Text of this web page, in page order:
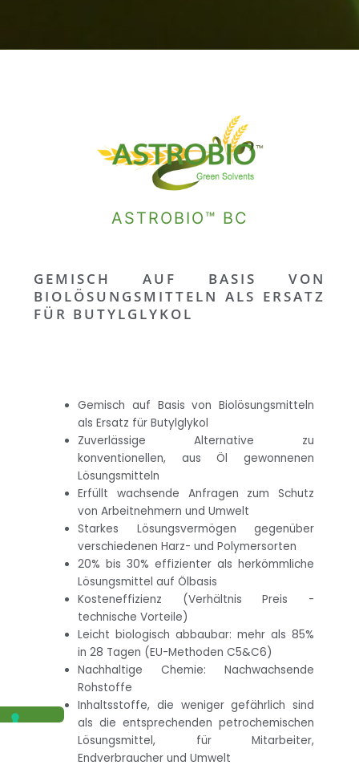
ASTROBIO™ BC
GEMISCH AUF BASIS VON
BIOLÖSUNGSMITTELN ALS ERSATZ
FÜR BUTYLGLYKOL
Gemisch auf Basis von Biolösungsmitteln
als Ersatz für Butylglykol
Zuverlässige Alternative zu
konventionellen, aus Öl gewonnenen
Lösungsmitteln
Erfüllt wachsende Anfragen zum Schutz
von Arbeitnehmern und Umwelt
Starkes Lösungsvermögen gegenüber
verschiedenen Harz- und Polymersorten
20% bis 30% effizienter als herkömmliche
Lösungsmittel auf Ölbasis
Kosteneffizienz (Verhältnis Preis -
technische Vorteile)
Leicht biologisch abbaubar: mehr als 85%
in 28 Tagen (EU-Methoden C5&C6)
Nachhaltige Chemie: Nachwachsende
Rohstoffe
Inhaltsstoffe, die weniger gefährlich sind
als die entsprechenden petrochemischen
Lösungsmittel, für Mitarbeiter,
Endverbraucher und Umwelt